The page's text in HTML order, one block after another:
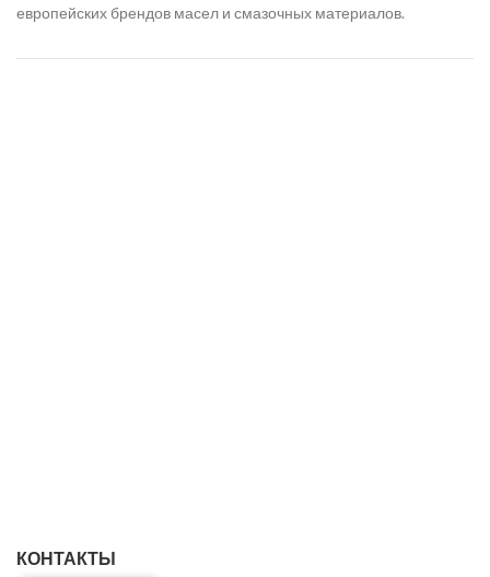
европейских брендов масел и смазочных материалов.
КОНТАКТЫ